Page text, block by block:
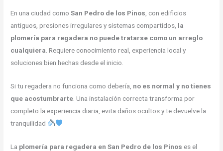
En una ciudad comoSan Pedro de los Pinos , con edificios
antiguos, presiones irregulares y sistemas compartidos, la
plomería para regadera no puede tratarse como un arreglo
cualquiera . Requiere conocimiento real, experiencia local y
soluciones bien hechas desde el inicio.
Si tu regadera no funciona como debería, no es normal y no tienes
que acostumbrarte . Una instalación correcta transforma por
completo la experiencia diaria, evita daños ocultos y te devuelve la
tranquilidad
La plomería para regadera en San Pedro de los Pinos es el